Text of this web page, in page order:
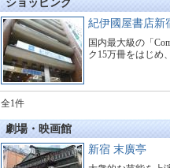
ショッピング
紀伊國屋書店新
国内最大級の「
ク15万冊をはじめ
全1件
劇場・映画館
新宿 末廣亭